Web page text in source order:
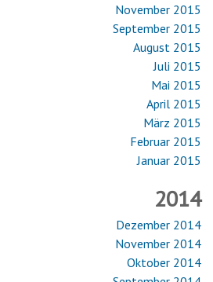
November 2015
September 2015
August 2015
Juli 2015
Mai 2015
April 2015
März 2015
Februar 2015
Januar 2015
2014
Dezember 2014
November 2014
Oktober 2014